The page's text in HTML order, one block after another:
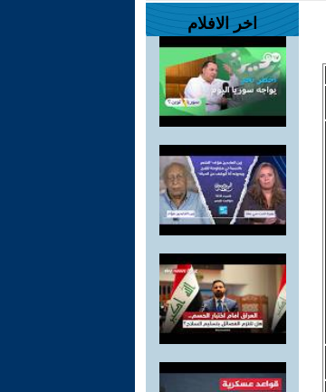
اخر الافلام